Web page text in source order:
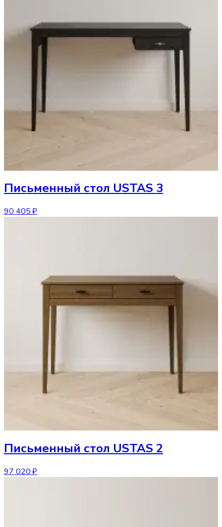
Письменный стол USTAS 3
90 405 ₽
Письменный стол USTAS 2
97 020 ₽